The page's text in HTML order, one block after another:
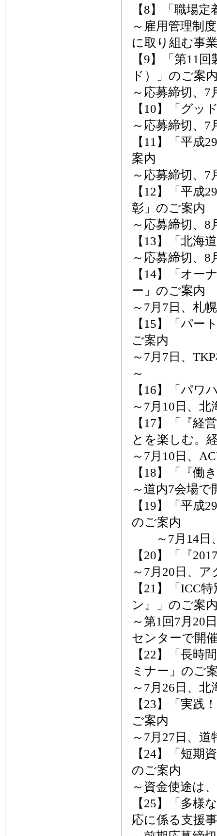
【8】「職場
～雇用管理制
に取り組む事
【9】「第11
ド）」のご案
～応募締切、7
【10】「グッ
～応募締切、7
【11】「平成
案内
～応募締切、7
【12】「平成
彰」のご案内
～応募締切、8
【13】「北海
～応募締切、8
【14】「オー
ー」のご案内
～7月7日、札
【15】「パー
ご案内
～7月7日、
～
【16】「パワ
～7月10日、
【17】「『経
とを楽しむ。
～7月10日、
【18】「『働
～道内7会場で
【19】「平成
のご案内
～7月14日、
【20】「『
～7月20日、
【21】「ICC
ン』」のご案
～第1回7月20
センターで開
【22】「長時
ミナー」のご
～7月26日、
【23】「実践
ご案内
～7月27日、
【24】「短期
のご案内
～資金使途は
【25】「多様
応に係る支援